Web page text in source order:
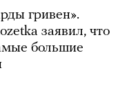
гривен».
заявил, что
большие